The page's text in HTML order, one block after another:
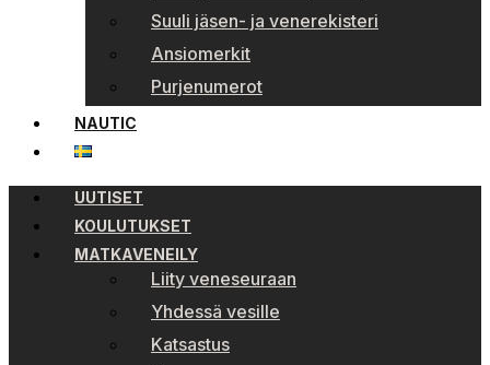
Suuli jäsen- ja venerekisteri
Ansiomerkit
Purjenumerot
NAUTIC
UUTISET
KOULUTUKSET
MATKAVENEILY
Liity veneseuraan
Yhdessä vesille
Katsastus